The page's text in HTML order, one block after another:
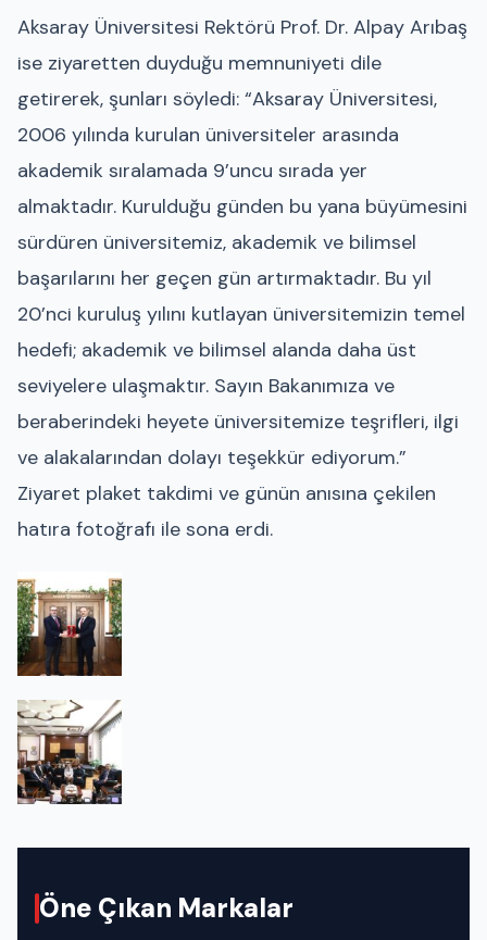
Aksaray Üniversitesi Rektörü Prof. Dr. Alpay Arıbaş
ise ziyaretten duyduğu memnuniyeti dile
getirerek, şunları söyledi: “Aksaray Üniversitesi,
2006 yılında kurulan üniversiteler arasında
akademik sıralamada 9’uncu sırada yer
almaktadır. Kurulduğu günden bu yana büyümesini
sürdüren üniversitemiz, akademik ve bilimsel
başarılarını her geçen gün artırmaktadır. Bu yıl
20’nci kuruluş yılını kutlayan üniversitemizin temel
hedefi; akademik ve bilimsel alanda daha üst
seviyelere ulaşmaktır. Sayın Bakanımıza ve
beraberindeki heyete üniversitemize teşrifleri, ilgi
ve alakalarından dolayı teşekkür ediyorum.”
Ziyaret plaket takdimi ve günün anısına çekilen
hatıra fotoğrafı ile sona erdi.
Öne Çıkan Markalar